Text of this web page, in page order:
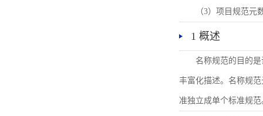
（3）项目规范
1 概述
名称规范的目的
丰富化描述。名称规
准独立成单个标准规范